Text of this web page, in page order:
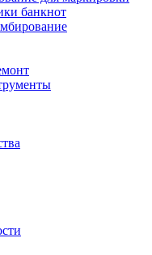
банкнот